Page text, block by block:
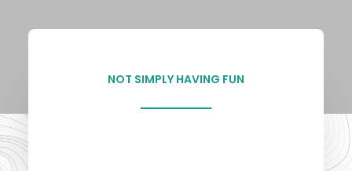
NOT SIMPLY HAVING FUN